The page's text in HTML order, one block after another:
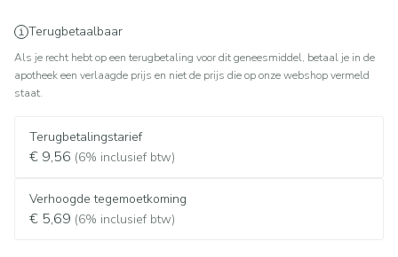
Terugbetaalbaar
Als je recht hebt op een terugbetaling voor dit geneesmiddel, betaal je in de
apotheek een verlaagde prijs en niet de prijs die op onze webshop vermeld
staat.
Terugbetalingstarief
€ 9,56 (6% inclusief btw)
Verhoogde tegemoetkoming
€ 5,69 (6% inclusief btw)